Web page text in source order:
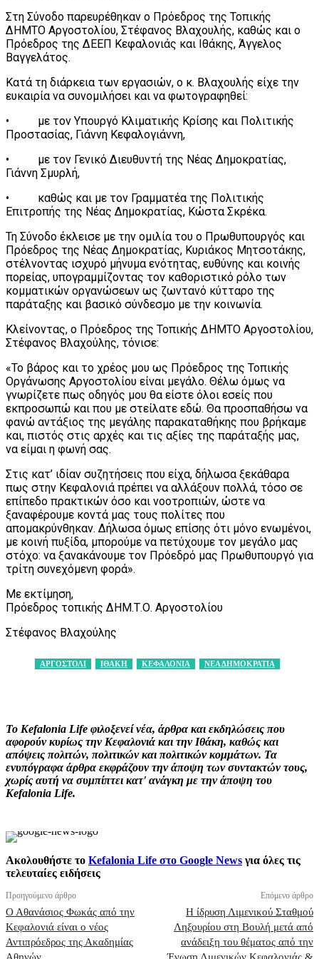
Στη Σύνοδο παρευρέθηκαν ο Πρόεδρος της Τοπικής
ΔΗΜΤΟ Αργοστολίου, Στέφανος Βλαχουλής, καθώς και ο
Πρόεδρος της ΔΕΕΠ Κεφαλονιάς και Ιθάκης, Άγγελος
Βαγγελάτος.
Κατά τη διάρκεια των εργασιών, ο κ. Βλαχουλής είχε την
ευκαιρία να συνομιλήσει και να φωτογραφηθεί:
• με τον Υπουργό Κλιματικής Κρίσης και Πολιτικής
Προστασίας, Γιάννη Κεφαλογιάννη,
• με τον Γενικό Διευθυντή της Νέας Δημοκρατίας,
Γιάννη Σμυρλή,
• καθώς και με τον Γραμματέα της Πολιτικής
Επιτροπής της Νέας Δημοκρατίας, Κώστα Σκρέκα.
Τη Σύνοδο έκλεισε με την ομιλία του ο Πρωθυπουργός και
Πρόεδρος της Νέας Δημοκρατίας, Κυριάκος Μητσοτάκης,
στέλνοντας ισχυρό μήνυμα ενότητας, ευθύνης και κοινής
πορείας, υπογραμμίζοντας τον καθοριστικό ρόλο των
κομματικών οργανώσεων ως ζωντανό κύτταρο της
παράταξης και βασικό σύνδεσμο με την κοινωνία.
Κλείνοντας, ο Πρόεδρος της Τοπικής ΔΗΜΤΟ Αργοστολίου,
Στέφανος Βλαχούλης, τόνισε:
«Το βάρος και το χρέος μου ως Πρόεδρος της Τοπικής
Οργάνωσης Αργοστολίου είναι μεγάλο. Θέλω όμως να
γνωρίζετε πως οδηγός μου θα είστε όλοι εσείς που
εκπροσωπώ και που με στείλατε εδώ. Θα προσπαθήσω να
φανώ αντάξιος της μεγάλης παρακαταθήκης που βρήκαμε
και, πιστός στις αρχές και τις αξίες της παράταξής μας,
να είμαι η φωνή σας.
Στις κατ’ ιδίαν συζητήσεις που είχα, δήλωσα ξεκάθαρα
πως στην Κεφαλονιά πρέπει να αλλάξουν πολλά, τόσο σε
επίπεδο πρακτικών όσο και νοοτροπιών, ώστε να
ξαναφέρουμε κοντά μας τους πολίτες που
απομακρύνθηκαν. Δήλωσα όμως επίσης ότι μόνο ενωμένοι,
με κοινή πυξίδα, μπορούμε να πετύχουμε τον μεγάλο μας
στόχο: να ξανακάνουμε τον Πρόεδρό μας Πρωθυπουργό για
τρίτη συνεχόμενη φορά».
Με εκτίμηση,
Πρόεδρος τοπικής ΔΗΜ.Τ.Ο. Αργοστολίου
Στέφανος Βλαχούλης
ΑΡΓΟΣΤΟΛΙ ΙΘΑΚΗ ΚΕΦΑΛΟΝΙΑ ΝΕΑ ΔΗΜΟΚΡΑΤΙΑ
Το Kefalonia Life φιλοξενεί νέα, άρθρα και εκδηλώσεις που
αφορούν κυρίως την Κεφαλονιά και την Ιθάκη, καθώς και
απόψεις πολιτών, πολιτικών και πολιτικών κομμάτων. Τα
ενυπόγραφα άρθρα εκφράζουν την άποψη των συντακτών τους,
χωρίς αυτή να συμπίπτει κατ' ανάγκη με την άποψη του
Kefalonia Life.
Ακολουθήστε το Kefalonia Life στο Google News για όλες τις
τελευταίες ειδήσεις
Προηγούμενο άρθρο
Ο Αθανάσιος Φωκάς από την
Κεφαλονιά είναι ο νέος
Αντιπρόεδρος της Ακαδημίας
Επόμενο άρθρο
Η ίδρυση Λιμενικού Σταθμού
Ληξουρίου στη Βουλή μετά από
ανάδειξη του θέματος από την